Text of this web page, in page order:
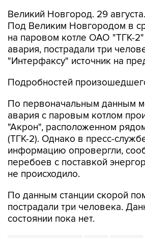
Великий Новгород. 29
Под Великим Новгородом в
на паровом котле ОАО "ТГК-
авария, пострадали три
"Интерфаксу" источник на
Подробностей
По первоначальным данным
авария с паровым котлом
"Акрон", расположенном
(ТГК-2). Однако в пресс-
информацию опровергли,
перебоев с поставкой
не происходило.
По данным станции скорой
пострадали три человека.
состоянии пока нет.